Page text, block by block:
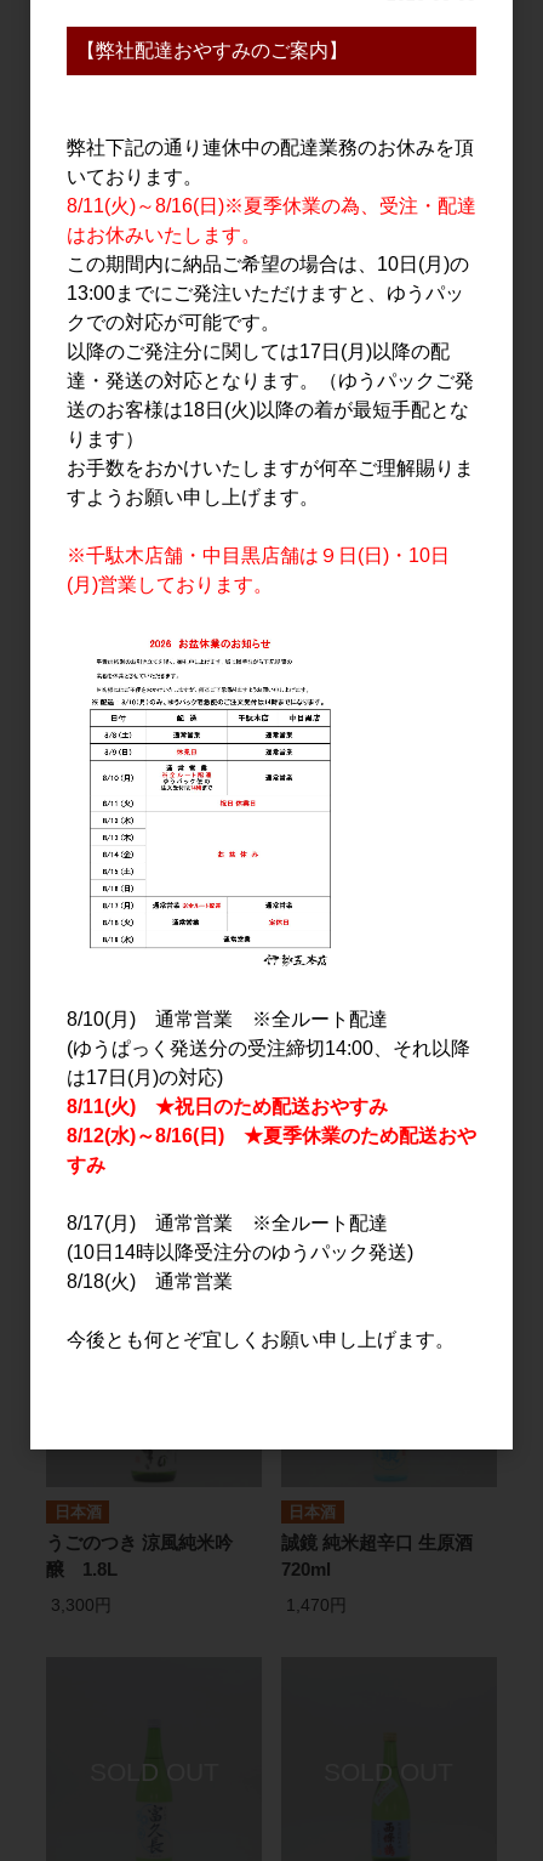
1.8L
2,680円
720ml
1,850円
日本酒
西條鶴 広島流・超辛口 純
米吟醸 山田錦 1.8L
3,500円
日本酒
雨後の月 純米大吟醸 愛
山 720ml
日本酒
雨後の月 純米大吟醸 愛
山 1.8L
4,800円
日本酒
賀茂金秀 辛口夏純 1.8L
3,000円
日本酒
雨後の月 純米吟醸 微発泡
2,000円
日本酒
1,800円
日本酒
うごのつき 涼風純米吟
醸 1.8L
3,300円
日本酒
誠鏡 純米超辛口 生原酒
720ml
1,470円
【弊社配達おやすみのご案内】
弊社下記の通り連休中の配達業務のお休みを頂
いております。
8/11(火)～8/16(日)※夏季休業の為、受注・配達
はお休みいたします。
この期間内に納品ご希望の場合は、10日(月)の
13:00までにご発注いただけますと、ゆうパッ
クでの対応が可能です。
以降のご発注分に関しては17日(月)以降の配
達・発送の対応となります。（ゆうパックご発
送のお客様は18日(火)以降の着が最短手配とな
ります）
お手数をおかけいたしますが何卒ご理解賜りま
すようお願い申し上げます。
※千駄木店舗・中目黒店舗は９日(日)・10日
(月)営業しております。
8/10(月) 通常営業 ※全ルート配達
(ゆうぱっく発送分の受注締切14:00、それ以降
は17日(月)の対応)
8/11(火) ★祝日のため配送おやすみ
8/12(水)～8/16(日) ★夏季休業のため配送おや
すみ
8/17(月) 通常営業 ※全ルート配達
(10日14時以降受注分のゆうパック発送)
8/18(火) 通常営業
今後とも何とぞ宜しくお願い申し上げます。